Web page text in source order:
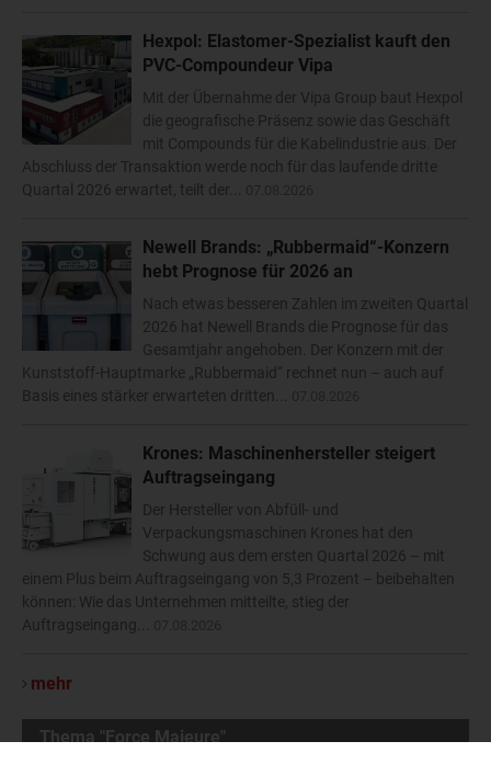
Hexpol: Elastomer-Spezialist kauft den
PVC-Compoundeur Vipa
Mit der Übernahme der Vipa Group baut Hexpol
die geografische Präsenz sowie das Geschäft
mit Compounds für die Kabelindustrie aus. Der
Abschluss der Transaktion werde noch für das laufende dritte
Quartal 2026 erwartet, teilt der...
Newell Brands: „Rubbermaid“-Konzern
hebt Prognose für 2026 an
Nach etwas besseren Zahlen im zweiten Quartal
2026 hat Newell Brands die Prognose für das
Gesamtjahr angehoben. Der Konzern mit der
Kunststoff-Hauptmarke „Rubbermaid“ rechnet nun – auch auf
Basis eines stärker erwarteten dritten...
Krones: Maschinenhersteller steigert
Auftragseingang
Der Hersteller von Abfüll- und
Verpackungsmaschinen Krones hat den
Schwung aus dem ersten Quartal 2026 – mit
einem Plus beim Auftragseingang von 5,3 Prozent – beibehalten
können: Wie das Unternehmen mitteilte, stieg der
Auftragseingang...
mehr
Thema "Force Majeure"